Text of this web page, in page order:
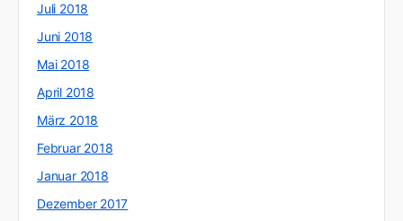
Juli 2018
Juni 2018
Mai 2018
April 2018
März 2018
Februar 2018
Januar 2018
Dezember 2017